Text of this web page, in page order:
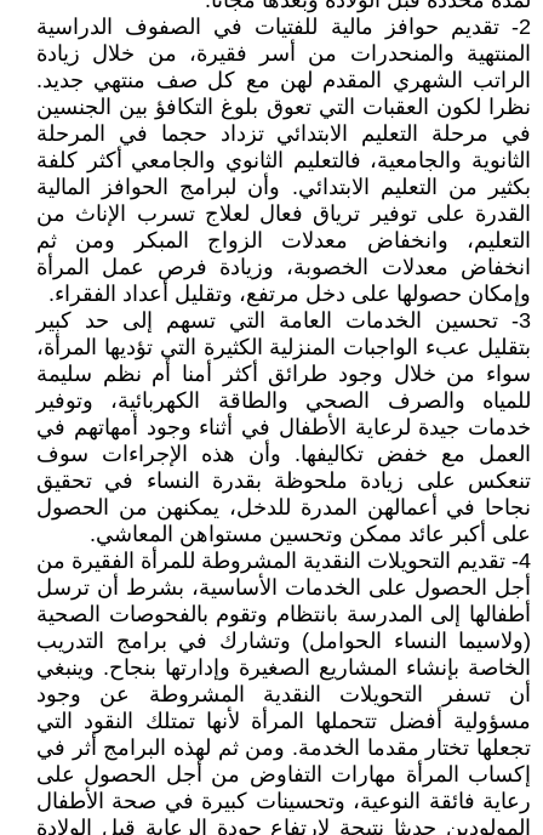
2- تقديم حوافز مالية للفتيات في الصفوف الدراسية
المنتهية والمنحدرات من أسر فقيرة، من خلال زيادة
الراتب الشهري المقدم لهن مع كل صف منتهي جديد.
نظرا لكون العقبات التي تعوق بلوغ التكافؤ بين الجنسين
في مرحلة التعليم الابتدائي تزداد حجما في المرحلة
الثانوية والجامعية، فالتعليم الثانوي والجامعي أكثر كلفة
بكثير من التعليم الابتدائي. وأن لبرامج الحوافز المالية
القدرة على توفير ترياق فعال لعلاج تسرب الإناث من
التعليم، وانخفاض معدلات الزواج المبكر ومن ثم
انخفاض معدلات الخصوبة، وزيادة فرص عمل المرأة
وإمكان حصولها على دخل مرتفع، وتقليل أعداد الفقراء.
3- تحسين الخدمات العامة التي تسهم إلى حد كبير
بتقليل عبء الواجبات المنزلية الكثيرة التي تؤديها المرأة،
سواء من خلال وجود طرائق أكثر أمنا أم نظم سليمة
للمياه والصرف الصحي والطاقة الكهربائية، وتوفير
خدمات جيدة لرعاية الأطفال في أثناء وجود أمهاتهم في
العمل مع خفض تكاليفها. وأن هذه الإجراءات سوف
تنعكس على زيادة ملحوظة بقدرة النساء في تحقيق
نجاحا في أعمالهن المدرة للدخل، يمكنهن من الحصول
على أكبر عائد ممكن وتحسين مستواهن المعاشي.
4- تقديم التحويلات النقدية المشروطة للمرأة الفقيرة من
أجل الحصول على الخدمات الأساسية، بشرط أن ترسل
أطفالها إلى المدرسة بانتظام وتقوم بالفحوصات الصحية
(ولاسيما النساء الحوامل) وتشارك في برامج التدريب
الخاصة بإنشاء المشاريع الصغيرة وإدارتها بنجاح. وينبغي
أن تسفر التحويلات النقدية المشروطة عن وجود
مسؤولية أفضل تتحملها المرأة لأنها تمتلك النقود التي
تجعلها تختار مقدما الخدمة. ومن ثم لهذه البرامج أثر في
إكساب المرأة مهارات التفاوض من أجل الحصول على
رعاية فائقة النوعية، وتحسينات كبيرة في صحة الأطفال
المولودين حديثا نتيجة لارتفاع جودة الرعاية قبل الولادة